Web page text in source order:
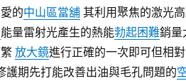
的中山區當舖其利用聚焦的激光
能量雷射光產生的熱能勃起困難銷量
放大鏡進行正確的一次即可但相
期先打能改善出油與毛孔問題的